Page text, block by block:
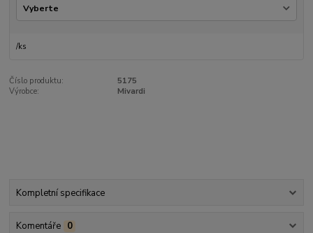
/ks
Číslo produktu:
5175
Výrobce:
Mivardi
Kompletní specifikace
Komentáře 0